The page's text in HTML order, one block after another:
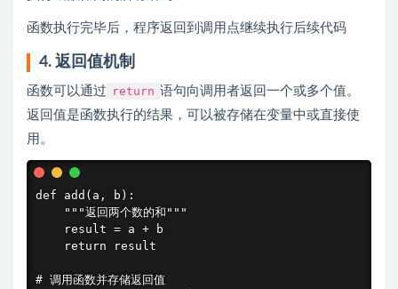
函数执行完毕后，程序返回到调用点继续执行后续代码
4. 返回值机制
函数可以通过 return 语句向调用者返回一个或多个值。
返回值是函数执行的结果，可以被存储在变量中或直接使
用。
def add(a, b):
    """返回两个数的和"""
    result = a + b
    return result
# 调用函数并存储返回值